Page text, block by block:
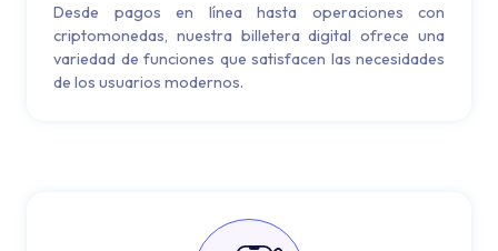
Desde pagos en línea hasta operaciones con
criptomonedas, nuestra billetera digital ofrece una
variedad de funciones que satisfacen las necesidades
de los usuarios modernos.